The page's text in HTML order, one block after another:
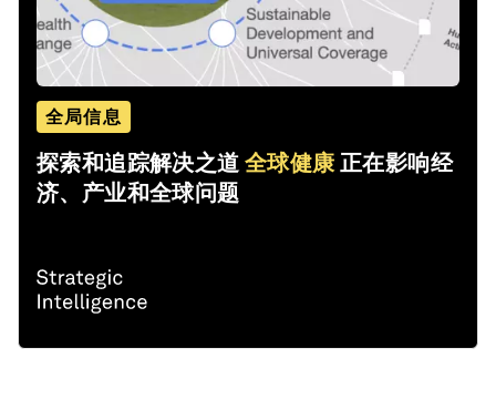
全局信息
探索和追踪解决之道全球健康正在影响经
济、产业和全球问题